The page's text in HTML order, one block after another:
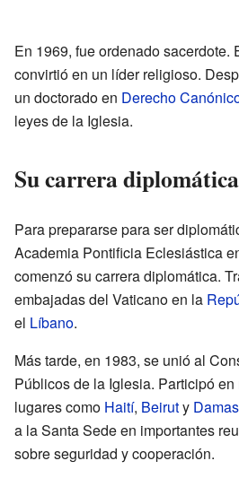
En 1969, fue ordenado sacerdote.
convirtió en un líder religioso.
un doctorado en Derecho
leyes de la Iglesia.
Su carrera diplomática
Para prepararse para ser
Academia Pontificia Eclesiástica
comenzó su carrera diplomática.
embajadas del Vaticano en la
el Líbano.
Más tarde, en 1983, se unió al
Públicos de la Iglesia. Participó
lugares como Haití, Beiruty
a la Santa Sede en importantes
sobre seguridad y cooperación.